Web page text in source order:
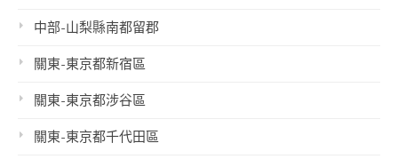
中部-山梨縣南都留郡
關東-東京都新宿區
關東-東京都涉谷區
關東-東京都千代田區